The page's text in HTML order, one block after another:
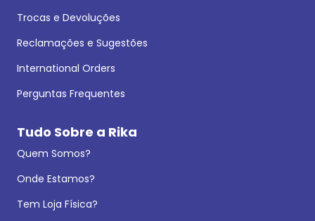
Trocas e Devoluções
Reclamações e Sugestões
International Orders
Perguntas Frequentes
Tudo Sobre a Rika
Quem Somos?
Onde Estamos?
Tem Loja Física?